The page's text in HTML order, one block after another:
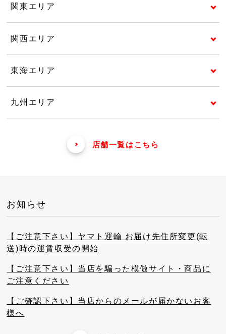
関東エリア
関西エリア
東海エリア
九州エリア
店舗一覧はこちら
お知らせ
【ご注意下さい】ヤマト運輸 お届け先住所変更(転
送)時の運賃収受の開始
【ご注意下さい】当店を騙った模倣サイト・商品に
ご注意ください
【ご確認下さい】当店からのメールが届かないお客
様へ